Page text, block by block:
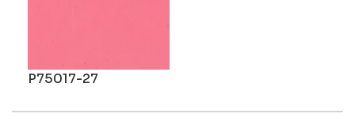
P75017-27